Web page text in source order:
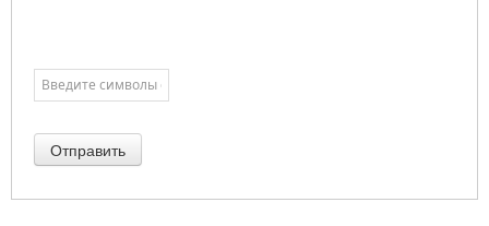
Отправить